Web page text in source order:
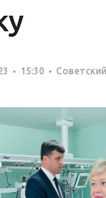
15:30